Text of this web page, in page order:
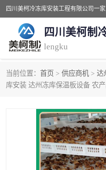
四川美柯制
lengku
当前位置： 首页 > 供应商机 > 达
库安装 达州冻库保温板设备 农
冷库安装，冷库价格
成都冻库，成都冻库价格
德阳冻库安装，德阳冷库
南充冻库设计,南充冻库安